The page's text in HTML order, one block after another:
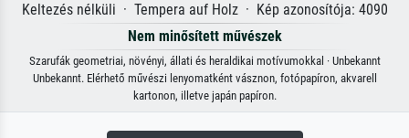
Keltezés nélküli · Tempera auf Holz · Kép azonosítója: 4090
Nem minősített művészek
Szarufák geometriai, növényi, állati és heraldikai motívumokkal · Unbekannt
Unbekannt. Elérhető művészi lenyomatként vásznon, fotópapíron, akvarell
kartonon, illetve japán papíron.